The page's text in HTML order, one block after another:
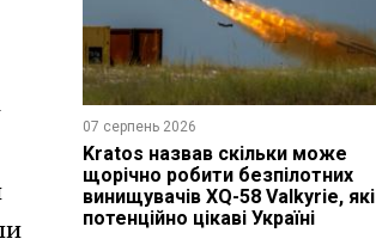
07 серпень 2026
Kratos назвав скільки може
щорічно робити безпілотних
винищувачів XQ-58 Valkyrie, які
потенційно цікаві Україні